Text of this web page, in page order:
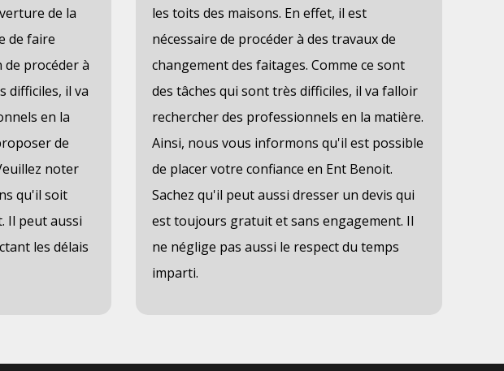
de la
de faire
procéder à
difficiles, il va
en la
de
noter
qu'il soit
Il peut aussi
les délais
les toits des maisons. En effet, il est
nécessaire de procéder à des travaux de
changement des faitages. Comme ce sont
des tâches qui sont très difficiles, il va falloir
rechercher des professionnels en la matière.
Ainsi, nous vous informons qu'il est possible
de placer votre confiance en Ent Benoit.
Sachez qu'il peut aussi dresser un devis qui
est toujours gratuit et sans engagement. Il
ne néglige pas aussi le respect du temps
imparti.